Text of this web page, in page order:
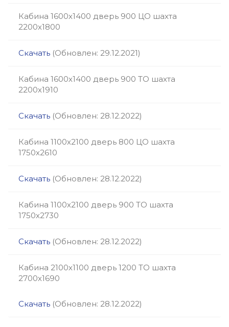
Кабина 1600х1400 дверь 900 ЦО шахта
2200х1800
Скачать (Обновлен: 29.12.2021)
Кабина 1600х1400 дверь 900 ТО шахта
2200х1910
Скачать (Обновлен: 28.12.2022)
Кабина 1100х2100 дверь 800 ЦО шахта
1750х2610
Скачать (Обновлен: 28.12.2022)
Кабина 1100х2100 дверь 900 ТО шахта
1750х2730
Скачать (Обновлен: 28.12.2022)
Кабина 2100х1100 дверь 1200 ТО шахта
2700х1690
Скачать (Обновлен: 28.12.2022)